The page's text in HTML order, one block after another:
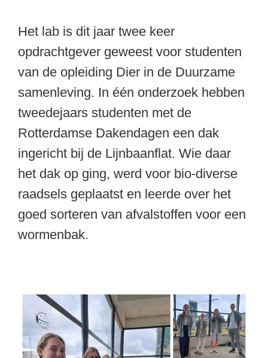
Het lab is dit jaar twee keer
opdrachtgever geweest voor studenten
van de opleiding Dier in de Duurzame
samenleving. In één onderzoek hebben
tweedejaars studenten met de
Rotterdamse Dakendagen een dak
ingericht bij de Lijnbaanflat. Wie daar
het dak op ging, werd voor bio-diverse
raadsels geplaatst en leerde over het
goed sorteren van afvalstoffen voor een
wormenbak.